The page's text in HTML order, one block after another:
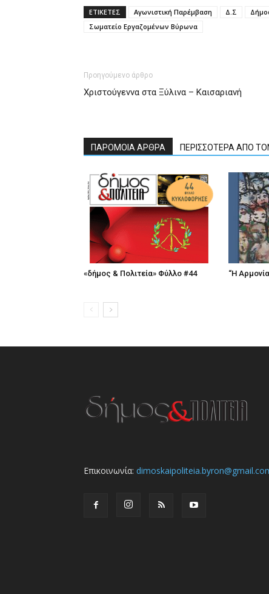
ΕΤΙΚΕΤΕΣ Αγωνιστική Παρέμβαση Δ.Σ
Σωματείο Εργαζομένων Βύρωνα
Προηγούμενο άρθρο
Χριστούγεννα στα Ξύλινα – Καισαριανή
ΠΑΡΟΜΟΙΑ ΑΡΘΡΑ ΠΕΡΙΣΣΟΤΕΡΑ ΑΠΟ
«δήμος & Πολιτεία» Φύλλο #44 “Η
Επικοινωνία: